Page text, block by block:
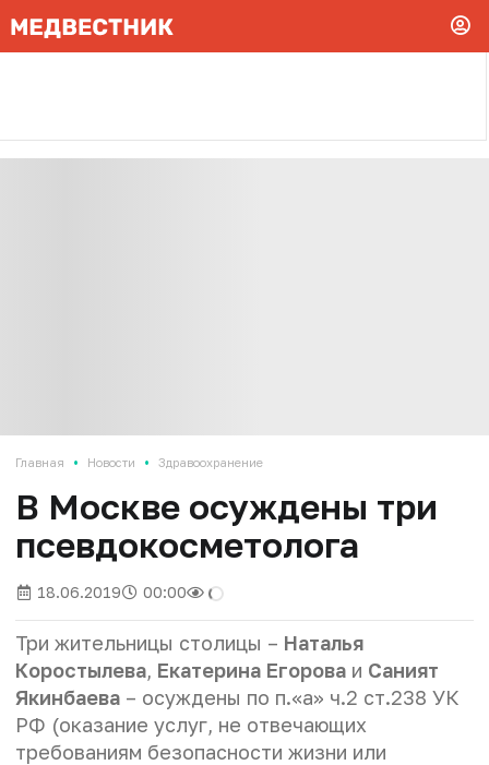
Главная • Новости • Здравоохранение
В Москве осуждены три
псевдокосметолога
18.06.2019 00:00
Три жительницы столицы – Наталья
Коростылева, Екатерина Егорова и Саният
Якинбаева – осуждены по п.«а» ч.2 ст.238 УК
РФ (оказание услуг, не отвечающих
требованиям безопасности жизни или